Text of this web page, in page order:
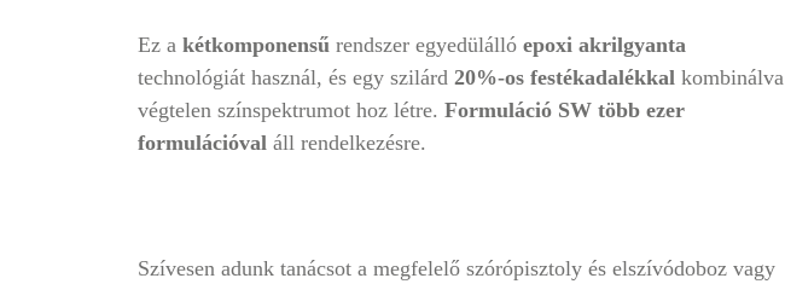
Ez a kétkomponensű rendszer egyedülálló epoxi akrilgyanta
technológiát használ, és egy szilárd 20%-os festékadalékkal kombinálva
végtelen színspektrumot hoz létre. Formuláció SW több ezer
formulációval áll rendelkezésre.
Szívesen adunk tanácsot a megfelelő szórópisztoly és elszívódoboz vagy